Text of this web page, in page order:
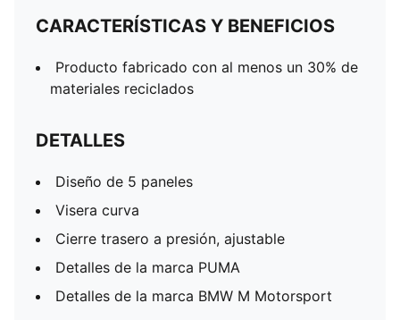
CARACTERÍSTICAS Y BENEFICIOS
Producto fabricado con al menos un 30% de
materiales reciclados
DETALLES
Diseño de 5 paneles
Visera curva
Cierre trasero a presión, ajustable
Detalles de la marca PUMA
Detalles de la marca BMW M Motorsport